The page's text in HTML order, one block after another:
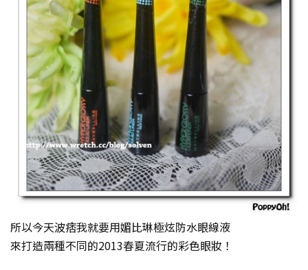
所以今天波痞我就要用媚比琳極炫‭防水眼線液‬
來打造兩種不同的2013春夏流行的彩色眼妝！